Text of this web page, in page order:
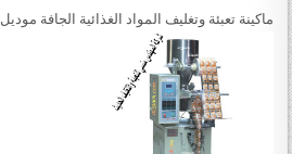
ماكينة تعبئة وتغليف المواد الغذائية الجافة موديل 905 ماركة المهندس منسى